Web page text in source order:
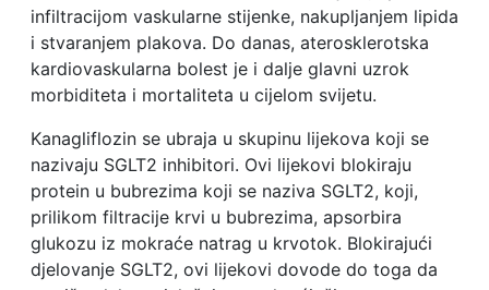
infiltracijom vaskularne stijenke, nakupljanjem lipida
i stvaranjem plakova. Do danas, aterosklerotska
kardiovaskularna bolest je i dalje glavni uzrok
morbiditeta i mortaliteta u cijelom svijetu.
Kanagliflozin se ubraja u skupinu lijekova koji se
nazivaju SGLT2 inhibitori. Ovi lijekovi blokiraju
protein u bubrezima koji se naziva SGLT2, koji,
prilikom filtracije krvi u bubrezima, apsorbira
glukozu iz mokraće natrag u krvotok. Blokirajući
djelovanje SGLT2, ovi lijekovi dovode do toga da